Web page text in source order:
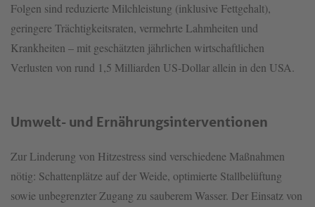
Folgen sind reduzierte Milchleistung (inklusive Fettgehalt),
geringere Trächtigkeitsraten, vermehrte Lahmheiten und
Krankheiten – mit geschätzten jährlichen wirtschaftlichen
Verlusten von rund 1,5 Milliarden US-Dollar allein in den USA.
Umwelt- und Ernährungsinterventionen
Zur Linderung von Hitzestress sind verschiedene Maßnahmen
nötig: Schattenplätze auf der Weide, optimierte Stallbelüftung
sowie unbegrenzter Zugang zu sauberem Wasser. Der Einsatz von